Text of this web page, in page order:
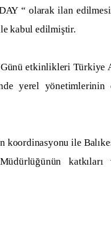
“ olarak ilan
kabul edilmiştir.
etkinlikleri Türkiye
yerel yönetimlerinin
ile
katkıları